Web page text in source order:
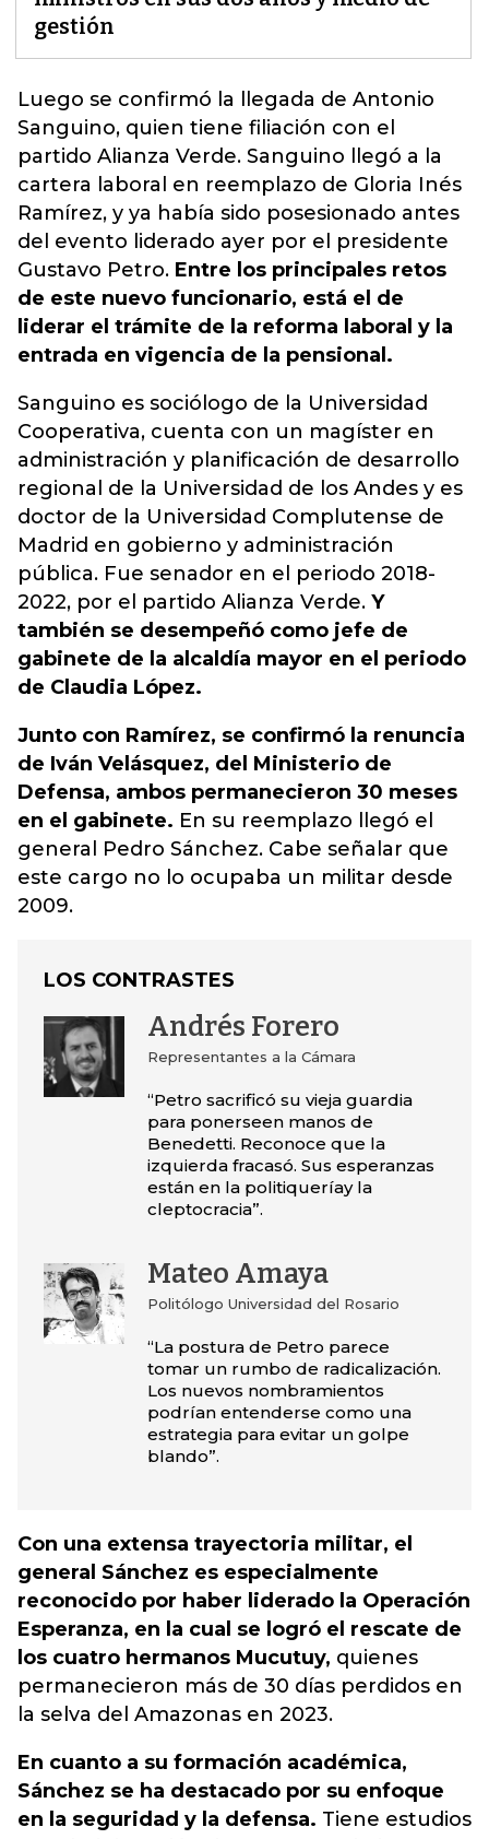
gestión
Luego se confirmó la llegada de Antonio
Sanguino, quien tiene filiación con el
partido Alianza Verde. Sanguino llegó a la
cartera laboral en reemplazo de Gloria Inés
Ramírez, y ya había sido posesionado antes
del evento liderado ayer por el presidente
Gustavo Petro. Entre los principales retos
de este nuevo funcionario, está el de
liderar el trámite de la reforma laboral y la
entrada en vigencia de la pensional.
Sanguino es sociólogo de la Universidad
Cooperativa, cuenta con un magíster en
administración y planificación de desarrollo
regional de la Universidad de los Andes y es
doctor de la Universidad Complutense de
Madrid en gobierno y administración
pública. Fue senador en el periodo 2018-
2022, por el partido Alianza Verde. Y
también se desempeñó como jefe de
gabinete de la alcaldía mayor en el periodo
de Claudia López.
Junto con Ramírez, se confirmó la renuncia
de Iván Velásquez, del Ministerio de
Defensa, ambos permanecieron 30 meses
en el gabinete. En su reemplazo llegó el
general Pedro Sánchez. Cabe señalar que
este cargo no lo ocupaba un militar desde
2009.
LOS CONTRASTES
Andrés Forero
Representantes a la Cámara
“Petro sacrificó su vieja guardia
para ponerseen manos de
Benedetti. Reconoce que la
izquierda fracasó. Sus esperanzas
están en la politiqueríay la
cleptocracia”.
Mateo Amaya
Politólogo Universidad del Rosario
“La postura de Petro parece
tomar un rumbo de radicalización.
Los nuevos nombramientos
podrían entenderse como una
estrategia para evitar un golpe
blando”.
Con una extensa trayectoria militar, el
general Sánchez es especialmente
reconocido por haber liderado la Operación
Esperanza, en la cual se logró el rescate de
los cuatro hermanos Mucutuy, quienes
permanecieron más de 30 días perdidos en
la selva del Amazonas en 2023.
En cuanto a su formación académica,
Sánchez se ha destacado por su enfoque
en la seguridad y la defensa. Tiene estudios